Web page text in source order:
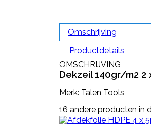
Omschrijving
Productdetails
OMSCHRIJVING
Dekzeil 140gr/m2
Merk: Talen Tools
16 andere producten in